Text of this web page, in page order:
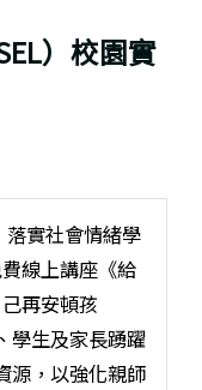
）校園實
實社會情緒學
線上講座《給
再安頓孩
學生及家長踴躍
源，以強化親師